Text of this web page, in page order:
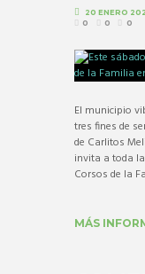
20 ENERO
0 0 0
El municipio
tres fines de
de Carlitos
invita a toda
Corsos de la
MÁS